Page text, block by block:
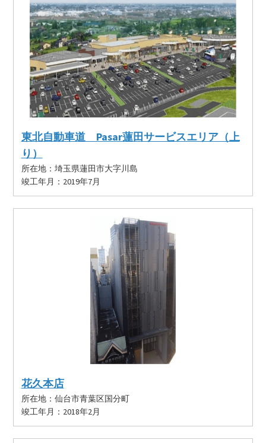
東北自動車道 Pasar蓮田サービスエリア（上
り）
所在地：埼玉県蓮田市大字川島
竣工年月：2019年7月
花久本店
所在地：仙台市青葉区国分町
竣工年月：2018年2月